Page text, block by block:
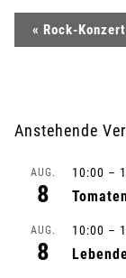
a
« Rock-
Anstehende
AUG.
8
10:00 –
AUG.
8
10:00 –